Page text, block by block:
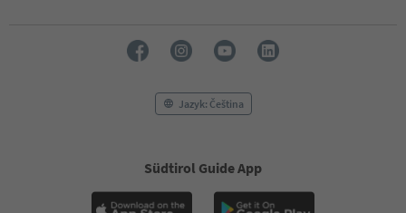
Jazyk: Čeština
Südtirol Guide App